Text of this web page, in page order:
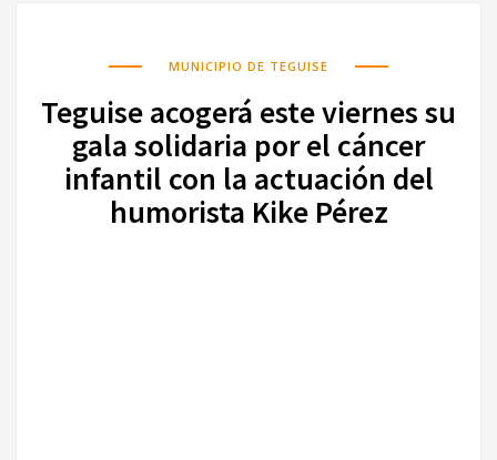
MUNICIPIO DE TEGUISE
Teguise acogerá este viernes su
gala solidaria por el cáncer
infantil con la actuación del
humorista Kike Pérez